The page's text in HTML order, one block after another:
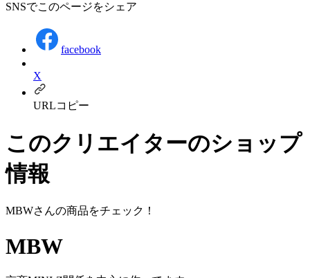
SNSでこのページをシェア
facebook
X
URLコピー
このクリエイターのショップ
情報
MBWさんの商品をチェック！
MBW